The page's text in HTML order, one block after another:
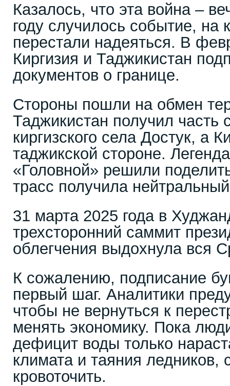
Казалось, что эта война –
году случилось событие, на
перестали надеяться. В
Киргизия и Таджикистан
документов о границе.
Стороны пошли на обмен
Таджикистан получил часть
киргизского села Достук, а
таджикской стороне.
«Головной» решили
трасс получила
31 марта 2025 года в
трехсторонний саммит
облегчения выдохнула вся
К сожалению, подписание
первый шаг. Аналитики
чтобы не вернуться к
менять экономику. Пока
дефицит воды только
климата и таяния ледников,
кровоточить.